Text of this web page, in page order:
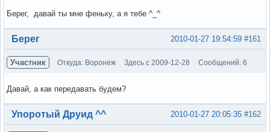
Берег, давай ты мне феньку, а я тебе ^_^
Вне форума #161
2010-01-27 19:54:59
Берег
Участник Откуда: Воронеж Здесь с 2009-12-28 Сообщений: 6
Давай, а как передавать будем?
Вне форума #162
2010-01-27 20:05:35
Упоротый Друид ^^